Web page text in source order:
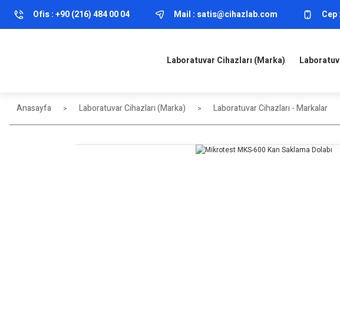
Ofis :+90 (216) 484 00 04 Mail : satis@cihazlab.com Cep :
Laboratuvar Cihazları (Marka)
Anasayfa Laboratuvar Cihazları (Marka) Laboratuvar Cihazları - Markalar